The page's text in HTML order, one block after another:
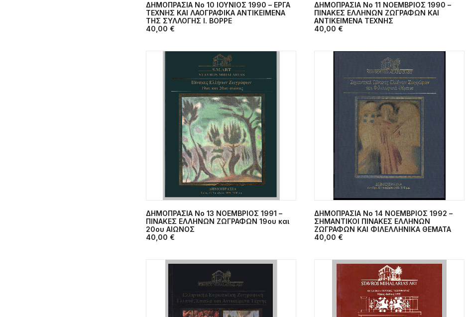
ΠΡΟΣΘΉΚΗ ΣΤΟ ΚΑΛΆΘΙ
ΔΗΜΟΠΡΑΣΙΑ Νο 10 ΙΟΥΝΙΟΣ 1990 – EΡΓΑ
TEXNHΣ ΚΑΙ ΛΑΟΓΡΑΦΙΚΑ ΑΝΤΙΚΕΙΜΕΝΑ
ΤΗΣ ΣΥΛΛΟΓΗΣ Ι. ΒΟΡΡΕ
40,00 €
ΠΡΟΣΘΉΚΗ ΣΤΟ ΚΑΛΆΘΙ
ΔΗΜΟΠΡΑΣΙΑ Νο 11 ΝΟΕΜΒΡΙΟΣ 1990 –
ΠΙΝΑΚΕΣ ΕΛΛΗΝΩΝ ΖΩΓΡΑΦΩΝ ΚΑΙ
ANTIKEIMENA TEXNHΣ
40,00 €
ΠΡΟΣΘΉΚΗ ΣΤΟ ΚΑΛΆΘΙ
ΔΗΜΟΠΡΑΣΙΑ Νο 13 NOEΜΒΡΙΟΣ 1991 –
ΠΙΝΑΚΕΣ ΕΛΛΗΝΩΝ ΖΩΓΡΑΦΩΝ 19ου και
20ου ΑΙΩΝΟΣ
40,00 €
ΠΡΟΣΘΉΚΗ ΣΤΟ ΚΑΛΆΘΙ
ΔΗΜΟΠΡΑΣΙΑ Νο 14 NΟΕΜΒΡΙΟΣ 1992 –
ΣΗΜΑΝΤΙΚΟΙ ΠΙΝΑΚΕΣ ΕΛΛΗΝΩΝ
ΖΩΓΡΑΦΩΝ ΚΑΙ ΦΙΛΕΛΛΗΝΙΚΑ ΘΕΜΑΤΑ
40,00 €